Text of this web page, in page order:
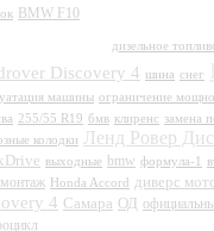
BMW F10
дизельное
Discovery 4 шина снег
машины ограничение
255/55 R19 бмв клиренс замена
колодки
Ленд Ровер
выходные bmw формула-1
Honda Accord диверс
4 Самара ОД